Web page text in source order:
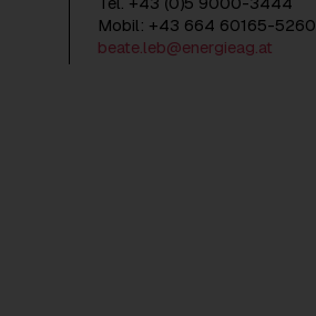
Mobil: +43 664 60165-5260
beate.leb@energieag.at